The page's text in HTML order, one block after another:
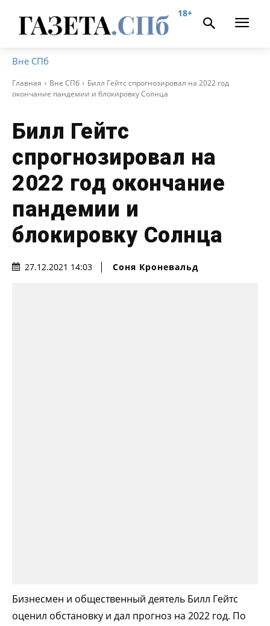
18+
Вне СПб
Главная Вне СПб
Билл Гейтс спрогнозировал на 2022 год
окончание пандемии и блокировку Солнца
Билл Гейтс
спрогнозировал на
2022 год окончание
пандемии и
блокировку Солнца
27.12.2021 14:03 Соня Кроневальд
Бизнесмен и общественный деятель Билл Гейтс
оценил обстановку и дал прогноз на 2022 год. По